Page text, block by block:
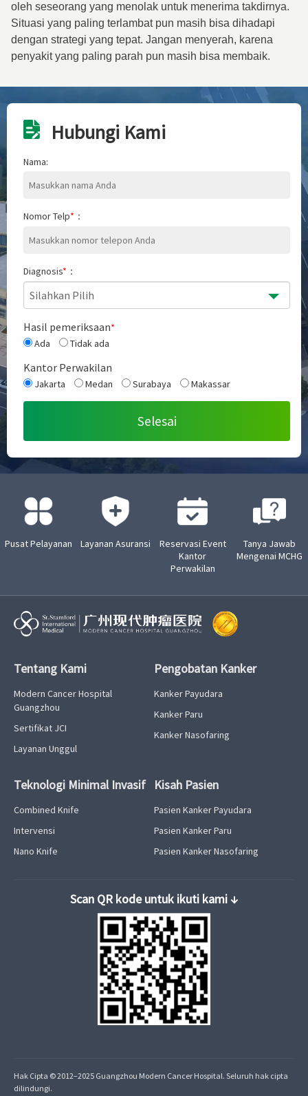
oleh seseorang yang menolak untuk menerima takdirnya.
Situasi yang paling terlambat pun masih bisa dihadapi
dengan strategi yang tepat. Jangan menyerah, karena
penyakit yang paling parah pun masih bisa membaik.
Hubungi Kami
Nama:
Nomor Telp* ：
Diagnosis* ：
Silahkan Pilih
Hasil pemeriksaan*
Ada
Tidak ada
Kantor Perwakilan
Jakarta Medan Surabaya Makassar
Pusat Pelayanan Layanan Asuransi
Reservasi Event
Kantor
Perwakilan
Tanya Jawab
Mengenai MCHG
Tentang Kami
Modern Cancer Hospital
Guangzhou
Sertifikat JCI
Layanan Unggul
Pengobatan Kanker
Kanker Payudara
Kanker Paru
Kanker Nasofaring
Teknologi Minimal Invasif
Combined Knife
Intervensi
Nano Knife
Kisah Pasien
Pasien Kanker Payudara
Pasien Kanker Paru
Pasien Kanker Nasofaring
Hak Cipta © 2012–2025 Guangzhou Modern Cancer Hospital. Seluruh hak cipta
dilindungi.